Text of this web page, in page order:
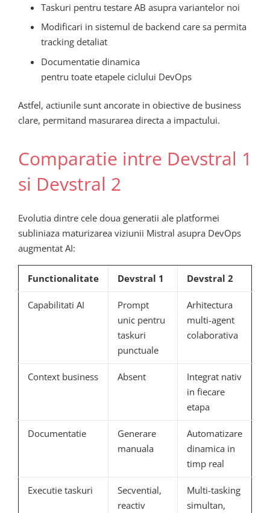
Taskuri pentru testare AB asupra variantelor noi
Modificari in sistemul de backend care sa permita
tracking detaliat
Documentatie dinamica
pentru toate etapele ciclului DevOps
Astfel, actiunile sunt ancorate in obiective de business
clare, permitand masurarea directa a impactului.
Comparatie intre Devstral 1
si Devstral 2
Evolutia dintre cele doua generatii ale platformei
subliniaza maturizarea viziunii Mistral asupra DevOps
augmentat AI:
Functionalitate Devstral 1 Devstral 2
Capabilitati AI
Prompt
unic pentru
taskuri
punctuale
Arhitectura
multi-agent
colaborativa
Context business Absent
Integrat nativ
in fiecare
etapa
Documentatie
Generare
manuala
Automatizare
dinamica in
timp real
Executie taskuri
Secvential,
reactiv
Multi-tasking
simultan,